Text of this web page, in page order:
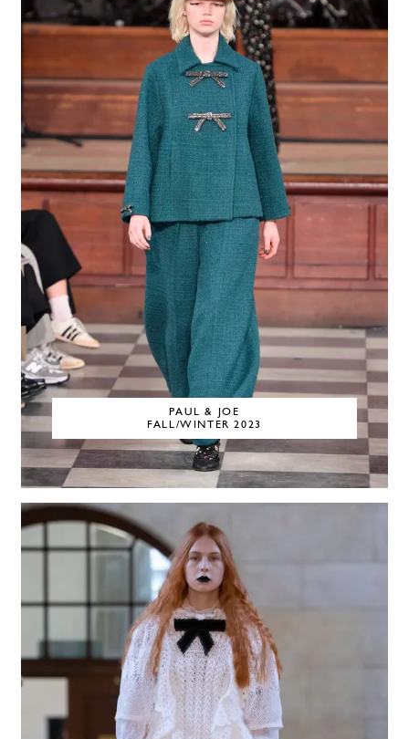
PAUL & JOE
FALL/WINTER 2023